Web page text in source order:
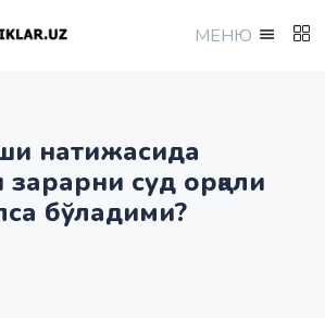
МEНЮ
натижасида
зарарни суд орқали
бўладими?